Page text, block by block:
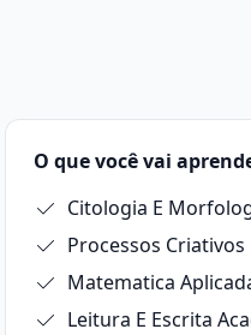
O que você vai
Citologia E
Processos Criativos
Matematica
Leitura E Escrita